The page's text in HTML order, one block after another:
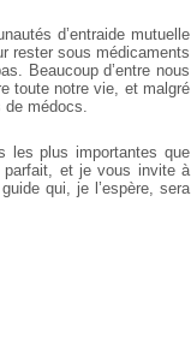
d’entraide mutuelle
rester sous médicaments
Beaucoup d’entre nous
toute notre vie, et malgré
de médocs.
les plus importantes que
parfait, et je vous invite à
qui, je l’espère, sera